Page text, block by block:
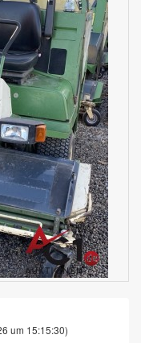
um 15:15:30)